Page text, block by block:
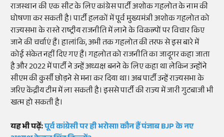
राजस्थान की एक सीट के लिए कांग्रेस पार्टी अशोक गहलोत के नाम की
घोषणा कर सकती है। पार्टी हलकों में पूर्व मुख्यमंत्री अशोक गहलोत को
राज्यसभा के रास्ते राष्ट्रीय राजनीति में लाने के विकल्पों पर विचार किए
जाने की चर्चाएं हैं। हालांकि, अभी तक गहलोत की तरफ से इस बारे में
कोई संकेत नहीं दिए गए हैं। गहलोत को राजनीति का जादूगर कहा जाता
है और 2022 में पार्टी ने उन्हें अध्यक्ष बनने के लिए कहा था लेकिन उन्होंने
सीएम की कुर्सी छोड़ने से मना कर दिया था। अब पार्टी उन्हें राज्यसभा के
जरिए केंद्रीय टीम में ला सकती है। इससे पार्टी की राज्य में जारी गुटबाजी भी
खत्म हो सकती है।
यह भी पढ़ें:पूर्व कांग्रेसी पर ही भरोसा! कौन हैं पंजाब BJP के नए